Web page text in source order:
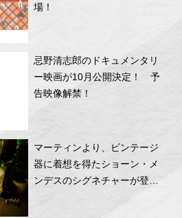
場！
忌野清志郎のドキュメンタリ
ー映画が10月公開決定！ 予
告映像解禁！
マーティンより、ビンテージ
器に着想を得たショーン・メ
ンデスのシグネチャーが登